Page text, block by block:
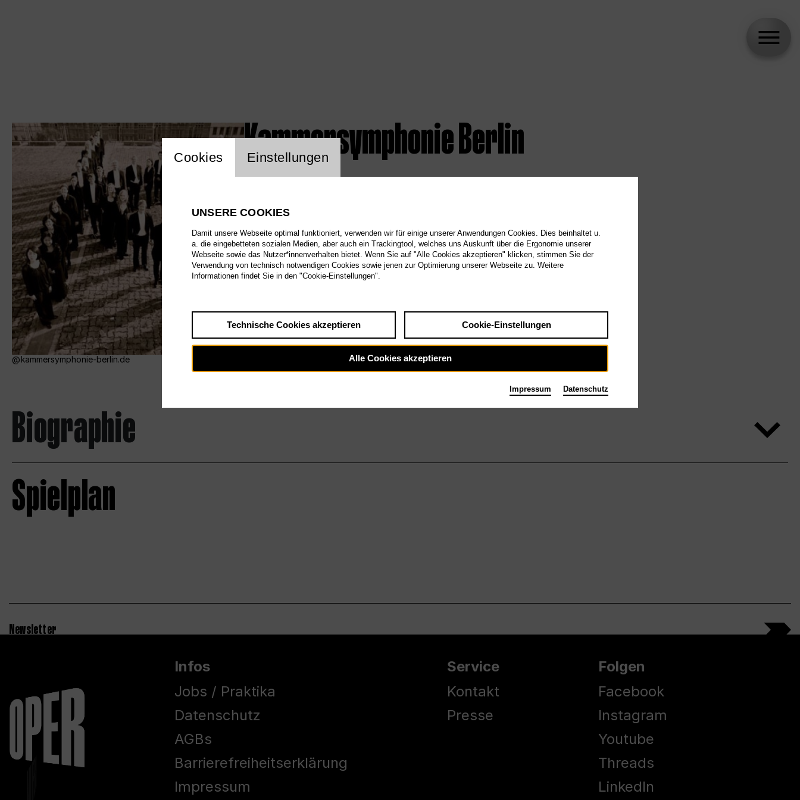
kammersymphonie-berlin.de
Kammersymphonie Berlin
Biographie
Spielplan
Newsletter
Infos
Jobs / Praktika
Datenschutz
AGBs
Barrierefreiheitserklärung
Impressum
Service
Kontakt
Presse
Folgen
Facebook
Instagram
Youtube
Threads
LinkedIn
Einstellung Website Cookie
Cookies Einstellungen
UNSERE COOKIES
Damit unsere Webseite optimal funktioniert, verwenden wir für einige unserer Anwendungen Cookies. Dies beinhaltet u.
a. die eingebetteten sozialen Medien, aber auch ein Trackingtool, welches uns Auskunft über die Ergonomie unserer
Webseite sowie das Nutzer*innenverhalten bietet. Wenn Sie auf "Alle Cookies akzeptieren" klicken, stimmen Sie der
Verwendung von technisch notwendigen Cookies sowie jenen zur Optimierung unserer Webseite zu. Weitere
Informationen findet Sie in den "Cookie-Einstellungen".
Technische Cookies akzeptieren Cookie-Einstellungen
Alle Cookies akzeptieren
Impressum Datenschutz